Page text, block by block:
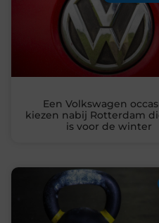
Een Volkswagen
kiezen nabij Rotterdam
is voor de winter